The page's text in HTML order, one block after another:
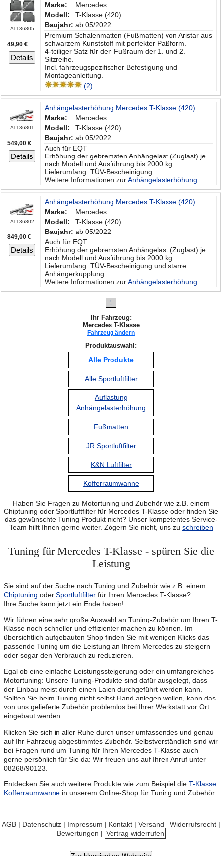
AT136805
49,90 €
Details
Marke:
Mercedes
Modell:
T-Klasse (420)
Baujahr: ab 05/2022
Premium Schalenmatten (Fußmatten) von Aristar aus
schwarzem Kunststoff mit perfekter Paßform.
4-teiliger Satz für den Fußraum der 1. und 2.
Sitzreihe.
Incl. fahrzeugspezifischer Befestigung und
Montageanleitung.
(2)
AT136801
549,00 €
Details
Anhängelasterhöhung Mercedes T-Klasse (420)
Marke:
Mercedes
Modell:
T-Klasse (420)
Baujahr: ab 05/2022
Auch für EQT
Erhöhung der gebremsten Anhängelast (Zuglast) je
nach Modell und Ausführung bis 2000 kg
Lieferumfang: TÜV-Bescheinigung
Weitere Informationen zurAnhängelasterhöhung
AT136802
849,00 €
Details
Anhängelasterhöhung Mercedes T-Klasse (420)
Marke:
Mercedes
Modell:
T-Klasse (420)
Baujahr: ab 05/2022
Auch für EQT
Erhöhung der gebremsten Anhängelast (Zuglast) je
nach Modell und Ausführung bis 2000 kg
Lieferumfang: TÜV-Bescheinigung und starre
Anhängerkupplung
Weitere Informationen zurAnhängelasterhöhung
1
Ihr Fahrzeug:
Mercedes T-Klasse
Fahrzeug ändern
Produktauswahl:
Alle Produkte
Alle Sportluftfilter
Auflastung
Anhängelasterhöhung
Fußmatten
JR Sportluftfilter
K&N Luftfilter
Kofferraumwanne
Haben Sie Fragen zu Motortuning und Zubehör wie z.B. einem
Chiptuning oder Sportluftfilter für Mercedes T-Klasse oder finden Sie
das gewünschte Tuning Produkt nicht? Unser kompetentes Service-
Team hilft Ihnen gerne weiter. Zögern Sie nicht, uns zu schreiben
Tuning für Mercedes T-Klasse - spüren Sie die
Leistung
Sie sind auf der Suche nach Tuning und Zubehör wie z.B. einem
Chiptuning oder Sportluftfilter für Ihren Mercedes T-Klasse?
Ihre Suche kann jetzt ein Ende haben!
Wir führen eine sehr große Auswahl an Tuning-Zubehör um Ihren T-
Klasse noch schneller und effizienter machen zu können. Im
übersichtlich aufgebauten Shop finden Sie mit wenigen Klicks das
passende Tuning um die Leistung an Ihrem Mercedes zu steigern
oder sogar den Verbrauch zu reduzieren.
Egal ob eine einfache Leistungssteigerung oder ein umfangreiches
Motortuning: Unsere Tuning-Produkte sind dafür ausgelegt, dass
der Einbau meist durch einen Laien durchgeführt werden kann.
Sollten Sie beim Tuning nicht selbst Hand anlegen wollen, kann das
von uns gelieferte Zubehör problemlos bei Ihrer Werkstatt vor Ort
eingebaut werden.
Klicken Sie sich in aller Ruhe durch unser umfassendes und genau
auf Ihr Fahrzeug abgestimmtes Zubehör. Selbstverständlich sind wir
bei Fragen rund um Tuning für Ihren Mercedes T-Klasse auch
gerne persönlich für Sie da: Wir freuen uns auf Ihren Anruf unter
08268/90123.
Entdecken Sie auch weitere Produkte wie zum Beispiel die T-Klasse
Kofferraumwanne in unserem Online-Shop für Tuning und Zubehör.
AGB | Datenschutz | Impressum | Kontakt | Versand | Widerrufsrecht |
Bewertungen | Vertrag widerrufen